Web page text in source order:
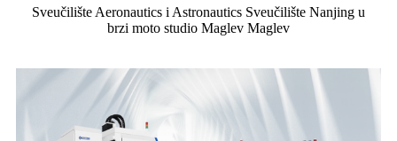
Sveučilište Aeronautics i Astronautics Sveučilište Nanjing u
brzi moto studio Maglev Maglev